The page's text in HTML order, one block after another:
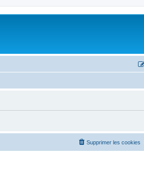
Supprimer les cookies